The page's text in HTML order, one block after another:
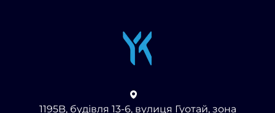
1195B, будівля 13-6, вулиця Гуотай, зона